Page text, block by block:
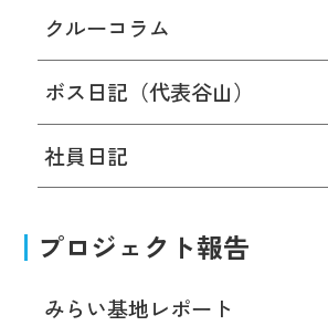
クルーコラム
ボス日記（代表谷山）
社員日記
プロジェクト報告
みらい基地レポート